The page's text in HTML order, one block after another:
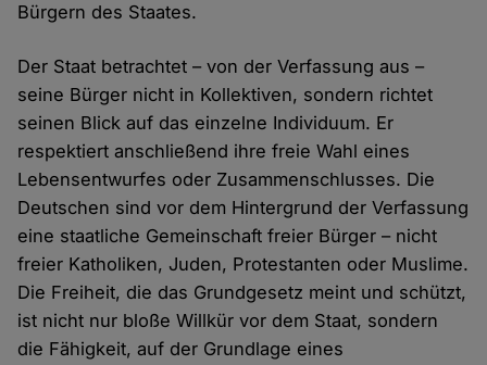
Bürgern des Staates.
Der Staat betrachtet – von der Verfassung aus –
seine Bürger nicht in Kollektiven, sondern richtet
seinen Blick auf das einzelne Individuum. Er
respektiert anschließend ihre freie Wahl eines
Lebensentwurfes oder Zusammenschlusses. Die
Deutschen sind vor dem Hintergrund der Verfassung
eine staatliche Gemeinschaft freier Bürger – nicht
freier Katholiken, Juden, Protestanten oder Muslime.
Die Freiheit, die das Grundgesetz meint und schützt,
ist nicht nur bloße Willkür vor dem Staat, sondern
die Fähigkeit, auf der Grundlage eines